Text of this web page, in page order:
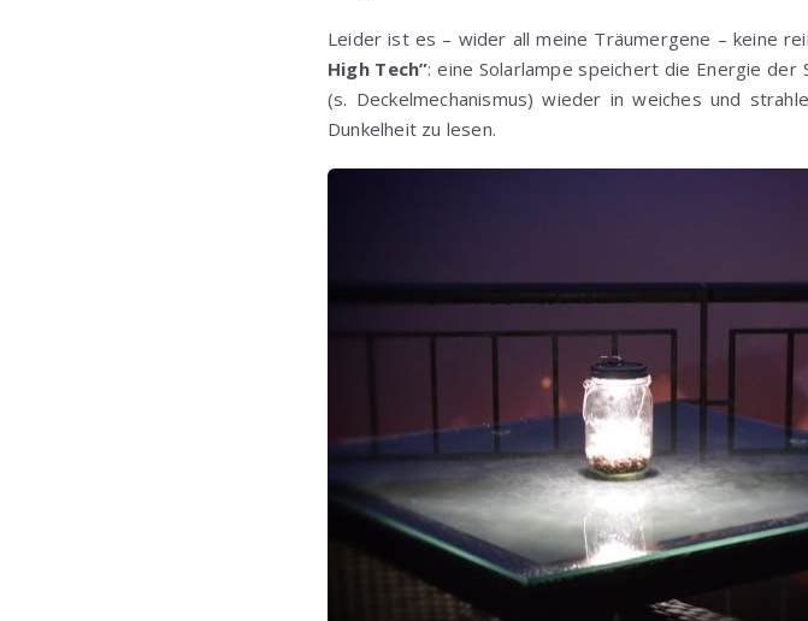
Leider ist es – wider all meine Träumergene – keine
High Tech”: eine Solarlampe speichert die Energie
(s. Deckelmechanismus) wieder in weiches und
Dunkelheit zu lesen.